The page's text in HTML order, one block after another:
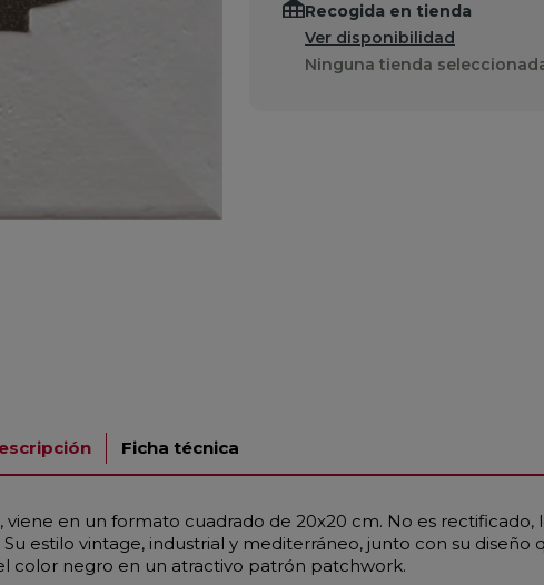
Recogida en tienda
Ver disponibilidad
Ninguna tienda
Ficha técnica
en un formato cuadrado de 20x20 cm. No es rectificado,
estilo vintage, industrial y mediterráneo, junto con su diseño
color negro en un atractivo patrón patchwork.